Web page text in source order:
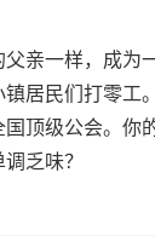
亲一样，成为
居民们打零工
顶级公会。你
乏味？